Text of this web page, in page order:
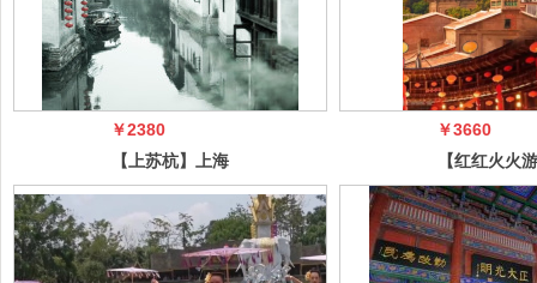
￥2380
【上苏杭】上海
外滩南京路+狮
子林+寒山寺
￥3660
【红红火火
西】平遥古
五台山、悬